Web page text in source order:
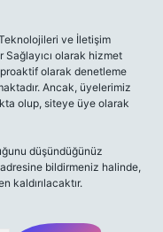
ve İletişim
Sağlayıcı olarak hizmet
olarak denetleme
Ancak, üyelerimiz
olup, siteye üye olarak
düşündüğünüz
adresine bildirmeniz halinde,
kaldırılacaktır.